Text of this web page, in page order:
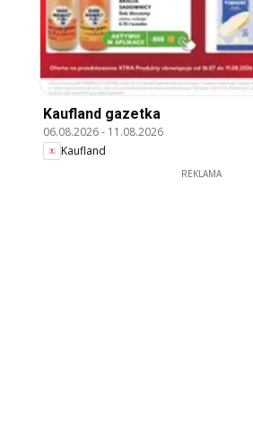
Kaufland gazetka
06.08.2026- 11.08.2026
Kaufland
REKLAMA